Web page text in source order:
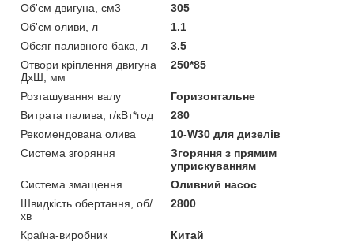
Об'єм двигуна, см3
305
Об'єм оливи, л
1.1
Обсяг паливного бака, л
3.5
Отвори кріплення двигуна
ДхШ, мм
250*85
Розташування валу
Горизонтальне
Витрата палива, г/кВт*год
280
Рекомендована олива
10-W30 для дизелів
Система згоряння
Згоряння з прямим
уприскуванням
Система змащення
Оливний насос
Швидкість обертання, об/
хв
2800
Країна-виробник
Китай